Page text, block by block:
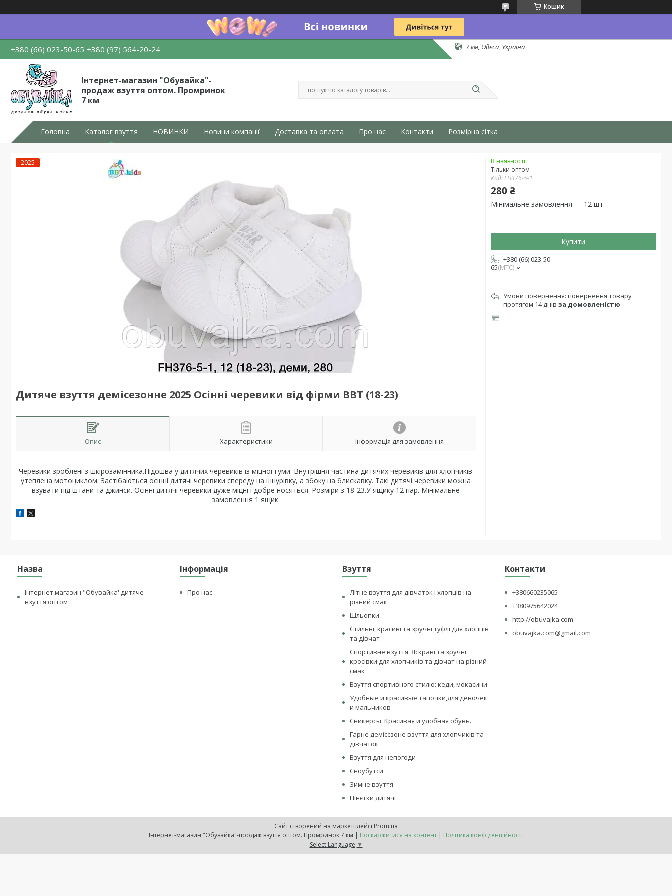
Кошик
+380 (66) 023-50-65 +380 (97) 564-20-24 7 км, Одеса, Україна
Інтернет-магазин "Обувайка"-
продаж взуття оптом. Промринок
7 км
Головна Каталог взуття НОВИНКИ Новини компанії Доставка та оплата Про нас Контакти Розмірна сітка
2025
Дитяче взуття демісезонне 2025 Осінні черевики від фірми BBT (18-23)
Опис Характеристики Інформація для замовлення
Черевики зроблені з шкірозамінника.Підошва у дитячих черевиків із міцної гуми. Внутрішня частина дитячих черевиків для хлопчиків
утеплена мотоциклом. Застібаються осінні дитячі черевики спереду на шнурівку, а збоку на блискавку. Такі дитячі черевики можна
взувати під штани та джинси. Осінні дитячі черевики дуже міцні і добре носяться. Розміри з 18-23.У ящику 12 пар. Мінімальне
замовлення 1 ящик.
В наявності
Тільки оптом
Код:FH376-5-1
280 ₴
Мінімальне замовлення — 12 шт.
Купити
+380 (66) 023-50-
65 МТС
повернення товару
протягом 14 днів за домовленістю
Назва
Інтернет магазин "Обувайка' дитяче
взуття оптом
Інформація
Про нас
Взуття
Літне взуття для дівчаток і хлопців на
різний смак
Шльопки
Стильні, красиві та зручні туфлі для хлопців
та дівчат
Спортивне взуття. Яскраві та зручні
кросівки для хлопчиків та дівчат на різний
смак .
Взуття спортивного стилю: кеди, мокасини.
Удобные и красивые тапочки,для девочек
и мальчиков
Сникерсы. Красивая и удобная обувь.
Гарне демісєзоне взуття для хлопчиків та
дівчаток
Взуття для непогоди
Сноубутси
Зимне взуття
Пінєтки дитячі
Контакти
+380660235065
+380975642024
http://obuvajka.com
obuvajka.com@gmail.com
Сайт створений на маркетплейсі Prom.ua
Інтернет-магазин "Обувайка"-продаж взуття оптом. Промринок 7 км | Поскаржитися на контент | Політика конфіденційності
Select Language ▼